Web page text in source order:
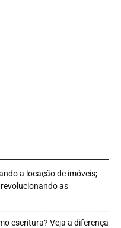
a locação de imóveis;
as
escritura? Veja a diferença